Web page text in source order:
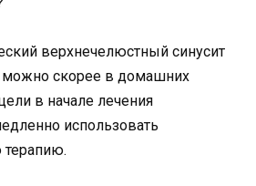
верхнечелюстный синусит
можно скорее в домашних
в начале лечения
использовать
терапию.